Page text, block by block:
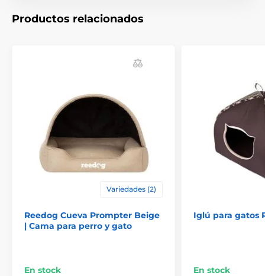
El producto aparece en las categorías
Camas y casetas para perros
Almohadillas Para los perros pequeños
Para perros medianos
Para perros grandes
Productos relacionados
Variedades (2)
Reedog Cueva Prompter Beige
| Cama para perro y gato
En stock
Iglú para gatos
En stock